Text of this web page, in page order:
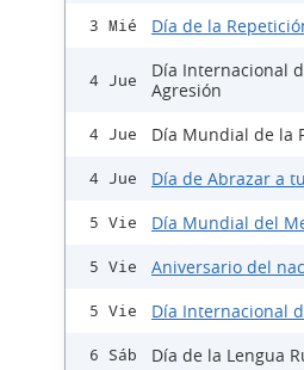
3 Mié Día de la
4 Jue
Día Internacional
Agresión
4 Jue Día Mundial de la
4 Jue Día de Abrazar a
5 Vie Día Mundial del
5 Vie Aniversario del
5 Vie Día Internacional
6 Sáb Día de la Lengua